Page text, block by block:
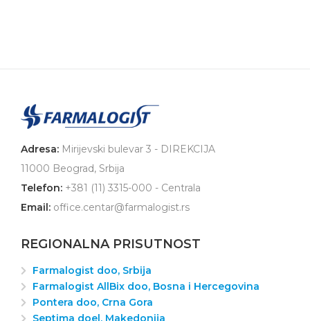
Adresa: Mirijevski bulevar 3 - DIREKCIJA
11000 Beograd, Srbija
Telefon: +381 (11) 3315-000 - Centrala
Email: office.centar@farmalogist.rs
REGIONALNA PRISUTNOST
Farmalogist doo, Srbija
Farmalogist AllBix doo, Bosna i Hercegovina
Pontera doo, Crna Gora
Septima doel, Makedonija